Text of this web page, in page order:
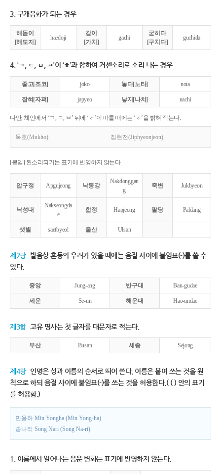
3. 구개음화가 되는 경우
해돋이
[해도지]
haedoji
같이
[가치]
gachi
굳히다
[구치다]
guchida
4. ‘ㄱ, ㄷ, ㅂ, ㅈ’이 ‘ㅎ’과 합하여 거센소리로 소리 나는 경우
좋고[조코] joko 놓다[노타] nota
잡혀[자펴] japyeo 낳지[나치] nachi
다만, 체언에서 ‘ㄱ, ㄷ, ㅂ’ 뒤에 ‘ㅎ’이 따를 때에는 ‘ㅎ’을 밝혀 적는다.
묵호(Mukho) 집현전(Jiphyeonjeon)
[붙임] 된소리되기는 표기에 반영하지 않는다.
압구정 Apgujeong 낙동강
Nakdonggan
g
죽변 Jukbyeon
낙성대
Nakseongda
e
합정 Hapjeong 팔당 Paldang
샛별 saetbyeol 울산 Ulsan
제2항 발음상 혼동의 우려가 있을 때에는 음절 사이에 붙임표(-)를 쓸 수
있다.
중앙 Jung-ang 반구대 Ban-gudae
세운 Se-un 해운대 Hae-undae
제3항 고유 명사는 첫 글자를 대문자로 적는다.
부산 Busan 세종 Sejong
제4항 인명은 성과 이름의 순서로 띄어 쓴다. 이름은 붙여 쓰는 것을 원
칙으로 하되 음절 사이에 붙임표(-)를 쓰는 것을 허용한다.( ( ) 안의 표기
를 허용함.)
민용하 Min Yongha (Min Yong-ha)
송나리 Song Nari (Song Na-ri)
1. 이름에서 일어나는 음운 변화는 표기에 반영하지 않는다.